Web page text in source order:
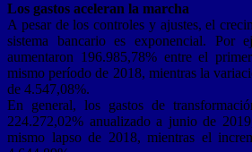
Los gastos aceleran la marcha
A pesar de los controles y ajustes, el
sistema bancario es exponencial. Por
aumentaron 196.985,78% entre el
mismo período de 2018, mientras la
de 4.547,08%.
En general, los gastos de
224.272,02% anualizado a junio de
mismo lapso de 2018, mientras el